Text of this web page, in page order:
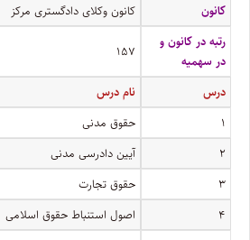
کانون
کانون وکلای دادگستری مرکز
رتبه در کانون و
در سهمیه
۱۵۷
درس
نام درس
۱
حقوق مدنی
۲
آیین دادرسی مدنی
۳
حقوق تجارت
۴
اصول استنباط حقوق اسلامی